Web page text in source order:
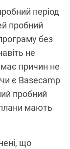
період
пробний
без
не
причин не
є Basecamp
пробний
мають
що